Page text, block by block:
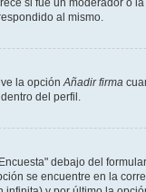
si fue un moderador
al mismo.
la opciónAñadir firma
dentro del perfil.
debajo del
se encuentre en la